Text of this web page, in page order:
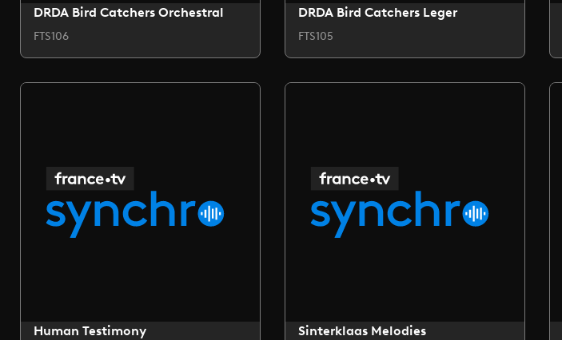
DRDA Bird Catchers Orchestral
FTS106
DRDA Bird Catchers Leger
FTS105
Human Testimony Sinterklaas Melodies